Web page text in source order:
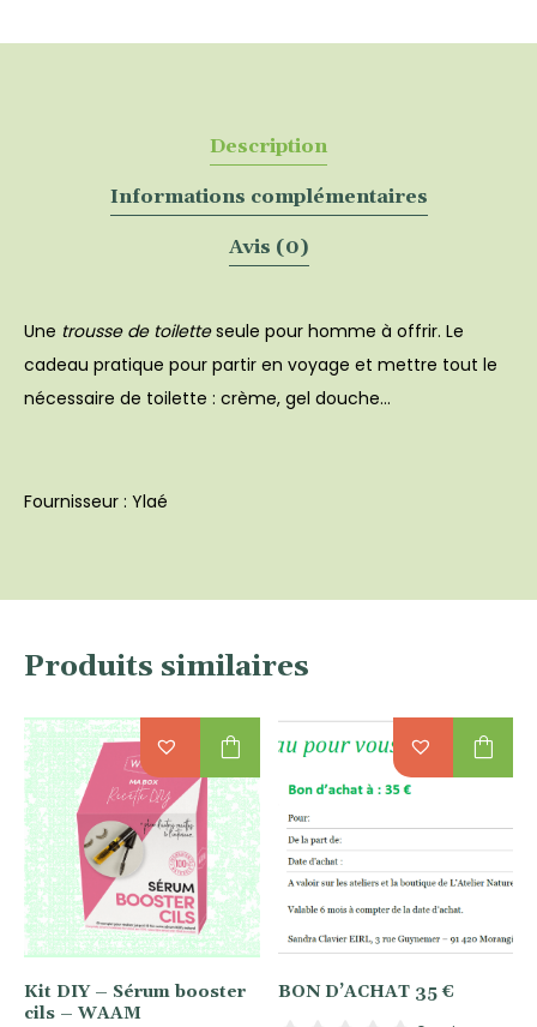
Description
Informations complémentaires
Avis (0)
Une trousse de toiletteseule pour homme à offrir. Le
cadeau pratique pour partir en voyage et mettre tout le
nécessaire de toilette : crème, gel douche…
Fournisseur : Ylaé
Produits similaires
Kit DIY – Sérum booster
cils – WAAM
shopping_bag
BON D’ACHAT 35 €
shopping_bag